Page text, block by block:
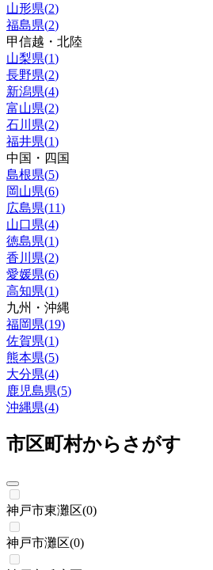
山形県(2)
福島県(2)
甲信越・北陸
山梨県(1)
長野県(2)
新潟県(4)
富山県(2)
石川県(2)
福井県(1)
中国・四国
島根県(5)
岡山県(6)
広島県(11)
山口県(4)
徳島県(1)
香川県(2)
愛媛県(6)
高知県(1)
九州・沖縄
福岡県(19)
佐賀県(1)
熊本県(5)
大分県(4)
鹿児島県(5)
沖縄県(4)
市区町村からさがす
神戸市東灘区(0)
神戸市灘区(0)